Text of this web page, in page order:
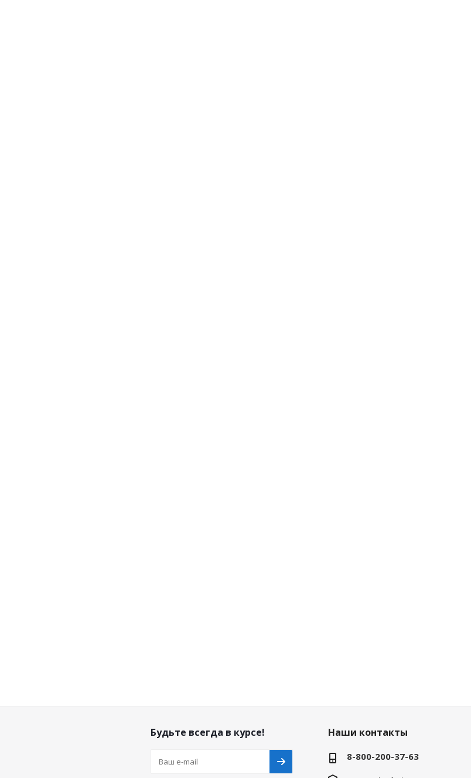
Будьте всегда в курсе! Наши контакты
8-800-200-37-63